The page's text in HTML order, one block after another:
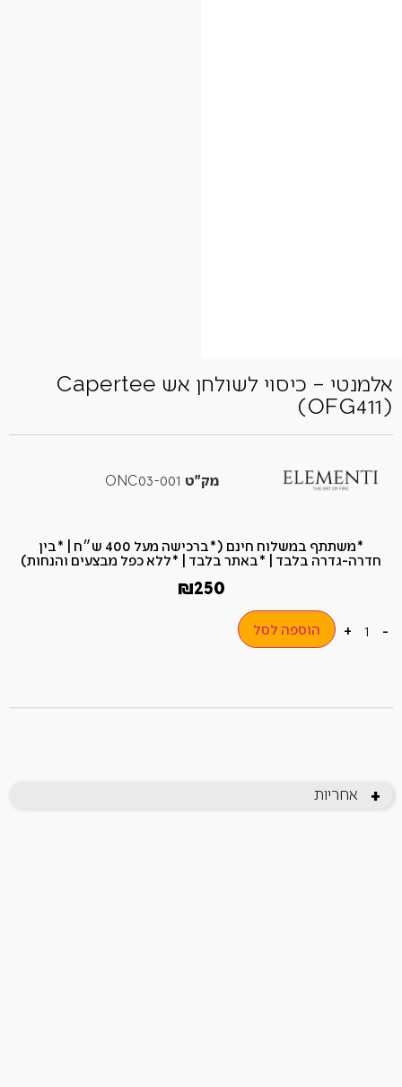
אלמנטי – כיסוי לשולחן אש Capertee
(OFG411)
מק"ט
*משתתף במשלוח חינם (*ברכישה מעל 400 ש״ח​ | *בין
חדרה-גדרה בלבד | *באתר בלבד | *ללא כפל מבצעים והנחות)
₪250
-
+ הוספה לסל
+ אחריות